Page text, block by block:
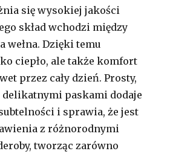
się wysokiej jakości
skład wchodzi między
Dzięki temu
ciepło, ale także komfort
przez cały dzień. Prosty,
paskami dodaje
i sprawia, że jest
z różnorodnymi
tworząc zarówno